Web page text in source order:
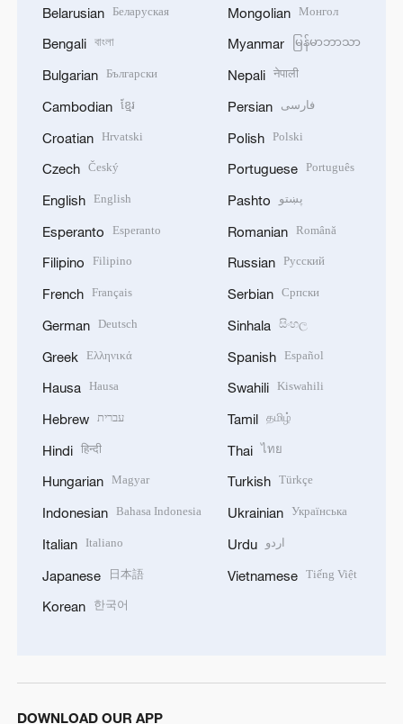
Belarusian Беларуская
Bengali বাংলা
Bulgarian Български
Cambodian ខ្មែរ
Croatian Hrvatski
Czech Český
English English
Esperanto Esperanto
Filipino Filipino
French Français
German Deutsch
Greek Ελληνικά
Hausa Hausa
Hebrew עברית
Hindi हिन्दी
Hungarian Magyar
Indonesian Bahasa Indonesia
Italian Italiano
Japanese 日本語
Korean 한국어
Mongolian Монгол
Myanmar မြန်မာဘာသာ
Nepali नेपाली
Persian فارسی
Polish Polski
Portuguese Português
Pashto پښتو
Romanian Română
Russian Русский
Serbian Српски
Sinhala සිංහල
Spanish Español
Swahili Kiswahili
Tamil தமிழ்
Thai ไทย
Turkish Türkçe
Ukrainian Українська
Urdu اردو
Vietnamese Tiếng Việt
DOWNLOAD OUR APP